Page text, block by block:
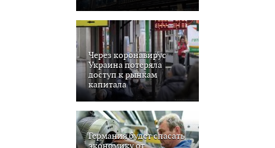
Через коронавирус
Украина потеряла
доступ к рынкам
капитала
Германия будет спасать
экономику от